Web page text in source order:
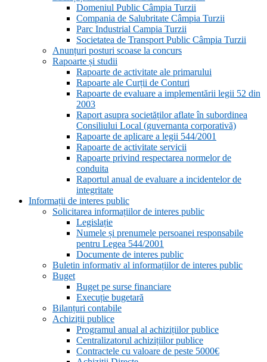
Domeniul Public Câmpia Turzii
Compania de Salubritate Câmpia Turzii
Parc Industrial Campia Turzii
Societatea de Transport Public Câmpia Turzii
Anunțuri posturi scoase la concurs
Rapoarte și studii
Rapoarte de activitate ale primarului
Rapoarte ale Curții de Conturi
Rapoarte de evaluare a implementării legii 52 din
2003
Raport asupra societăților aflate în subordinea
Consiliului Local (guvernanta corporativă)
Rapoarte de aplicare a legii 544/2001
Rapoarte de activitate servicii
Rapoarte privind respectarea normelor de
conduita
Raportul anual de evaluare a incidentelor de
integritate
Informații de interes public
Solicitarea informațiilor de interes public
Legislație
Numele și prenumele persoanei responsabile
pentru Legea 544/2001
Documente de interes public
Buletin informativ al informațiilor de interes public
Buget
Buget pe surse financiare
Execuție bugetară
Bilanțuri contabile
Achiziții publice
Programul anual al achizițiilor publice
Centralizatorul achizițiilor publice
Contractele cu valoare de peste 5000€